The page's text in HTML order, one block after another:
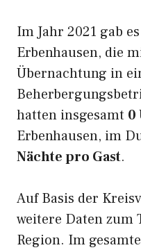
Im Jahr 2021 gab
Erbenhausen, die
Übernachtung in
hatten insgesamt 0
Erbenhausen, im
Nächte pro Gast.
Auf Basis der
weitere Daten zum
Region. Im